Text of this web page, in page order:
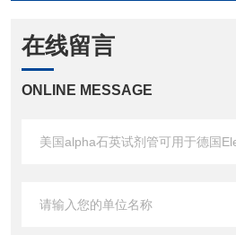
在线留言
ONLINE MESSAGE